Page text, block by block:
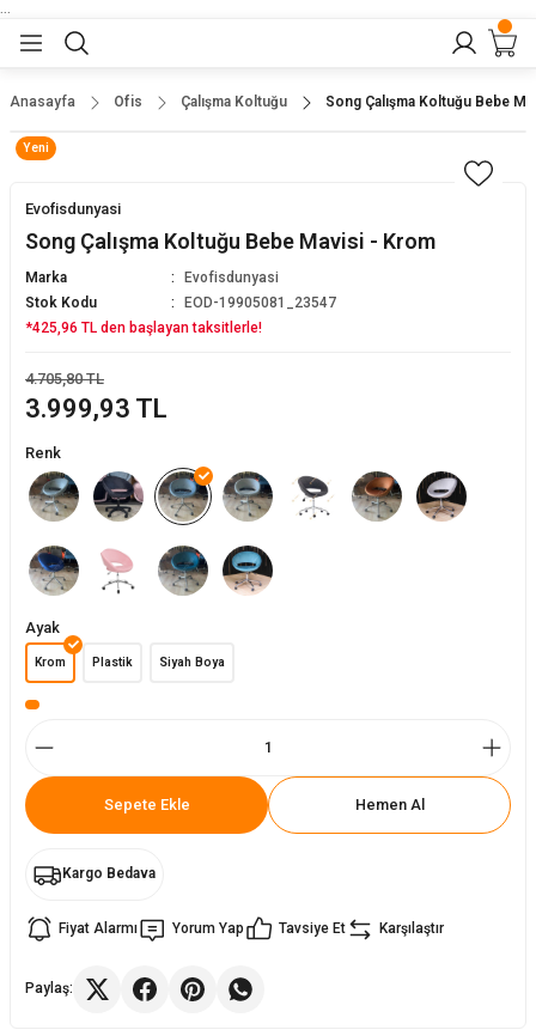
Sandalyesi
Anasayfa Ofis Çalışma Koltuğu Song Çalışma Koltuğu Bebe
Yeni
Evofisdunyasi
Song Çalışma Koltuğu Bebe Mavisi - Krom
Marka
Evofisdunyasi
Stok Kodu
EOD-19905081_23547
*425,96 TL den başlayan taksitlerle!
3.999,93 TL
4.705,80 TL
Renk
Ayak
Krom Plastik Siyah Boya
Sepete Ekle Hemen Al
Kargo Bedava
Fiyat Alarmı Yorum Yap Tavsiye Et Karşılaştır
Paylaş: